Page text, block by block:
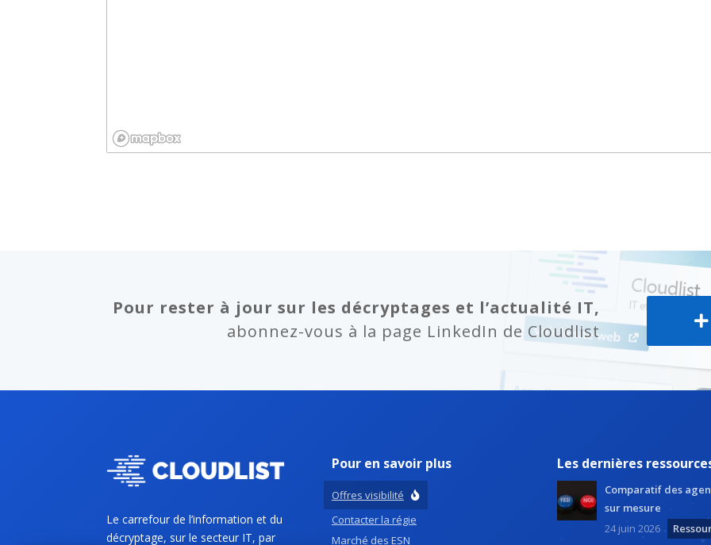
Pour rester à jour sur les décryptages et l’actualité IT,
abonnez-vous à la page LinkedIn de Cloudlist
Le carrefour de l’information et du
décryptage, sur le secteur IT, par
Pour en savoir plus
Offres visibilité
Contacter la régie
Marché des ESN
Les dernières
Comparatif des
sur mesure
24 juin 2026